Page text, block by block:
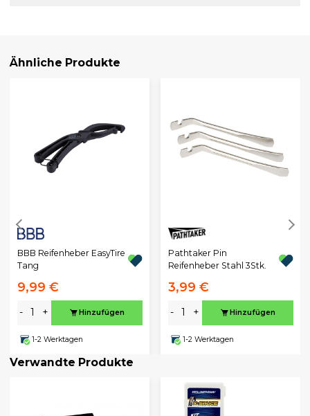
Ähnliche Produkte
BBB Reifenheber EasyTire
Tang
9,99 €
- + Hinzufügen
1-2 Werktagen
Pathtaker Pin
Reifenheber Stahl 3Stk.
3,99 €
- + Hinzufügen
1-2 Werktagen
Verwandte Produkte